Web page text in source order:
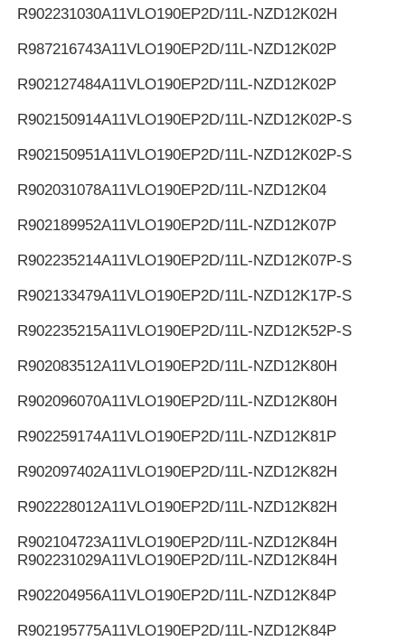
R902231030A11VLO190EP2D/11L-NZD12K02H
R987216743A11VLO190EP2D/11L-NZD12K02P
R902127484A11VLO190EP2D/11L-NZD12K02P
R902150914A11VLO190EP2D/11L-NZD12K02P-S
R902150951A11VLO190EP2D/11L-NZD12K02P-S
R902031078A11VLO190EP2D/11L-NZD12K04
R902189952A11VLO190EP2D/11L-NZD12K07P
R902235214A11VLO190EP2D/11L-NZD12K07P-S
R902133479A11VLO190EP2D/11L-NZD12K17P-S
R902235215A11VLO190EP2D/11L-NZD12K52P-S
R902083512A11VLO190EP2D/11L-NZD12K80H
R902096070A11VLO190EP2D/11L-NZD12K80H
R902259174A11VLO190EP2D/11L-NZD12K81P
R902097402A11VLO190EP2D/11L-NZD12K82H
R902228012A11VLO190EP2D/11L-NZD12K82H
R902104723A11VLO190EP2D/11L-NZD12K84H
R902231029A11VLO190EP2D/11L-NZD12K84H
R902204956A11VLO190EP2D/11L-NZD12K84P
R902195775A11VLO190EP2D/11L-NZD12K84P